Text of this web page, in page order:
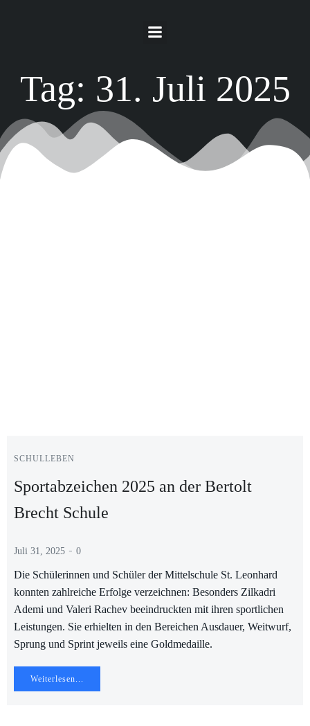
zum
Inhalt
Tag: 31. Juli 2025
SCHULLEBEN
Sportabzeichen 2025 an der Bertolt
Brecht Schule
Juli 31, 2025 - 0
Die Schülerinnen und Schüler der Mittelschule St. Leonhard
konnten zahlreiche Erfolge verzeichnen: Besonders Zilkadri
Ademi und Valeri Rachev beeindruckten mit ihren sportlichen
Leistungen. Sie erhielten in den Bereichen Ausdauer, Weitwurf,
Sprung und Sprint jeweils eine Goldmedaille.
Weiterlesen...